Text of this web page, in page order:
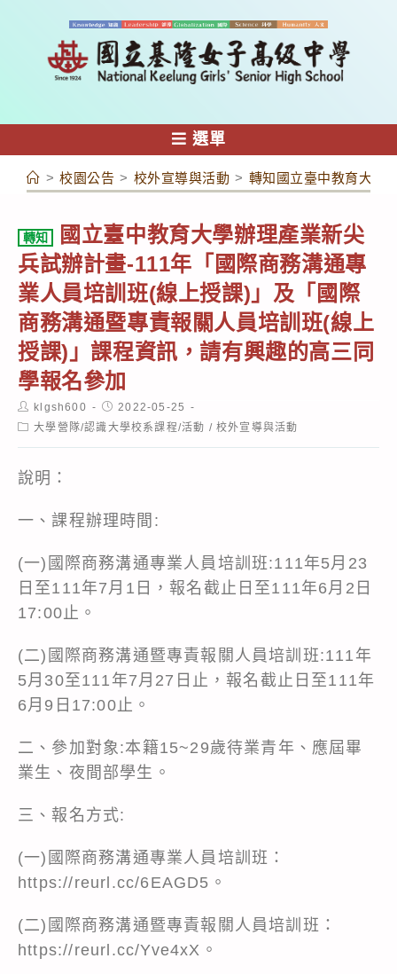
容
選單
> 校園公告 > 校外宣導與活動 > 轉知國立臺中教育大學
轉知
國立臺中教育大學辦理產業新尖
兵試辦計畫-111年「國際商務溝通專
業人員培訓班(線上授課)」及「國際
商務溝通暨專責報關人員培訓班(線上
授課)」課程資訊，請有興趣的高三同
學報名參加
Post
author:
klgsh600
Post
published:
2022-05-25
Post大學營隊/認識大學校系課程/活動 / 校外宣導與活動
說明：
一、課程辦理時間:
(一)國際商務溝通專業人員培訓班:111年5月23
日至111年7月1日，報名截止日至111年6月2日
17:00止。
(二)國際商務溝通暨專責報關人員培訓班:111年
5月30至111年7月27日止，報名截止日至111年
6月9日17:00止。
二、參加對象:本籍15~29歲待業青年、應屆畢
業生、夜間部學生。
三、報名方式:
(一)國際商務溝通專業人員培訓班：
https://reurl.cc/6EAGD5 。
(二)國際商務溝通暨專責報關人員培訓班：
https://reurl.cc/Yve4xX 。